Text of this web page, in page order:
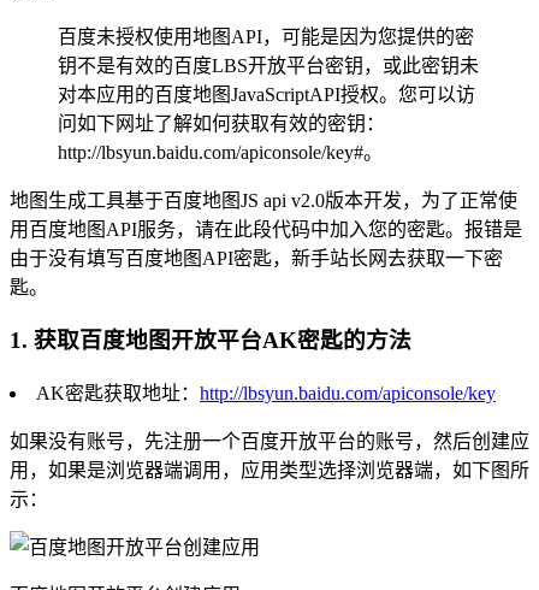
百度未授权使用地图API，可能是因为您提供的密
钥不是有效的百度LBS开放平台密钥，或此密钥未
对本应用的百度地图JavaScriptAPI授权。您可以访
问如下网址了解如何获取有效的密钥：
http://lbsyun.baidu.com/apiconsole/key#。
地图生成工具基于百度地图JS api v2.0版本开发，为了正常使
用百度地图API服务，请在此段代码中加入您的密匙。报错是
由于没有填写百度地图API密匙，新手站长网去获取一下密
匙。
1. 获取百度地图开放平台AK密匙的方法
AK密匙获取地址： http://lbsyun.baidu.com/apiconsole/key
如果没有账号，先注册一个百度开放平台的账号，然后创建应
用，如果是浏览器端调用，应用类型选择浏览器端，如下图所
示：